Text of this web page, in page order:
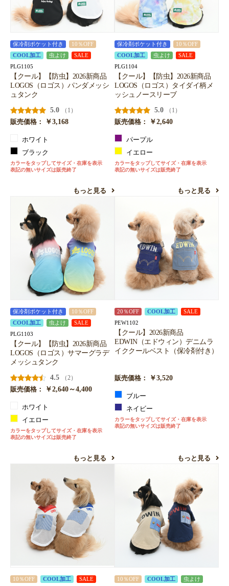
保冷剤ポケット付き
10％OFF
COOL加工
虫よけ SALE
PLG1105
【クール】【防虫】2026新商品
LOGOS（ロゴス）パンダメッシ
ュタンク
5.0
（1）
販売価格：
￥3,168
ホワイト
ブラック
カラーをタップしてサイズ・在庫を表示
表記の無いサイズは販売終了
もっと見る
保冷剤ポケット付き
10％OFF
COOL加工
虫よけ SALE
PLG1104
【クール】【防虫】2026新商品
LOGOS（ロゴス）タイダイ柄メ
ッシュノースリーブ
5.0
（1）
販売価格：
￥2,640
パープル
イエロー
カラーをタップしてサイズ・在庫を表示
表記の無いサイズは販売終了
もっと見る
保冷剤ポケット付き
10％OFF
COOL加工
虫よけ SALE
PLG1103
【クール】【防虫】2026新商品
LOGOS（ロゴス）サマーグラデ
メッシュタンク
4.5
（2）
販売価格：
￥2,640～4,400
ホワイト
イエロー
カラーをタップしてサイズ・在庫を表示
表記の無いサイズは販売終了
もっと見る
20％OFF COOL加工 SALE
PEW1102
【クール】2026新商品
EDWIN（エドウィン）デニムラ
イククールベスト（保冷剤付き）
販売価格： ￥3,520
ブルー
ネイビー
カラーをタップしてサイズ・在庫を表示
表記の無いサイズは販売終了
もっと見る
10％OFF COOL加工 SALE 10％OFF COOL加工
虫よけ